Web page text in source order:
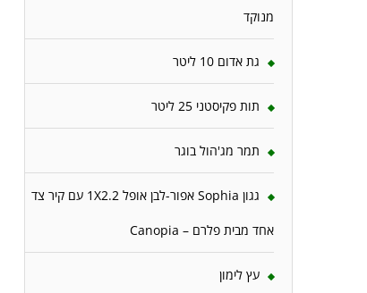
מנוקד
גת אדום 10 ליטר
תות פקיסטני 25 ליטר
תמר מג'הול בוגר
גגון Sophia אפור-לבן אופל 1X2.2 עם קיר צד
אחד מבית פלרם – Canopia
עץ לימון